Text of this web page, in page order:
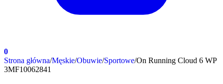
0
Strona główna/Męskie/Obuwie/Sportowe/On Running Cloud 6 WP
3MF10062841